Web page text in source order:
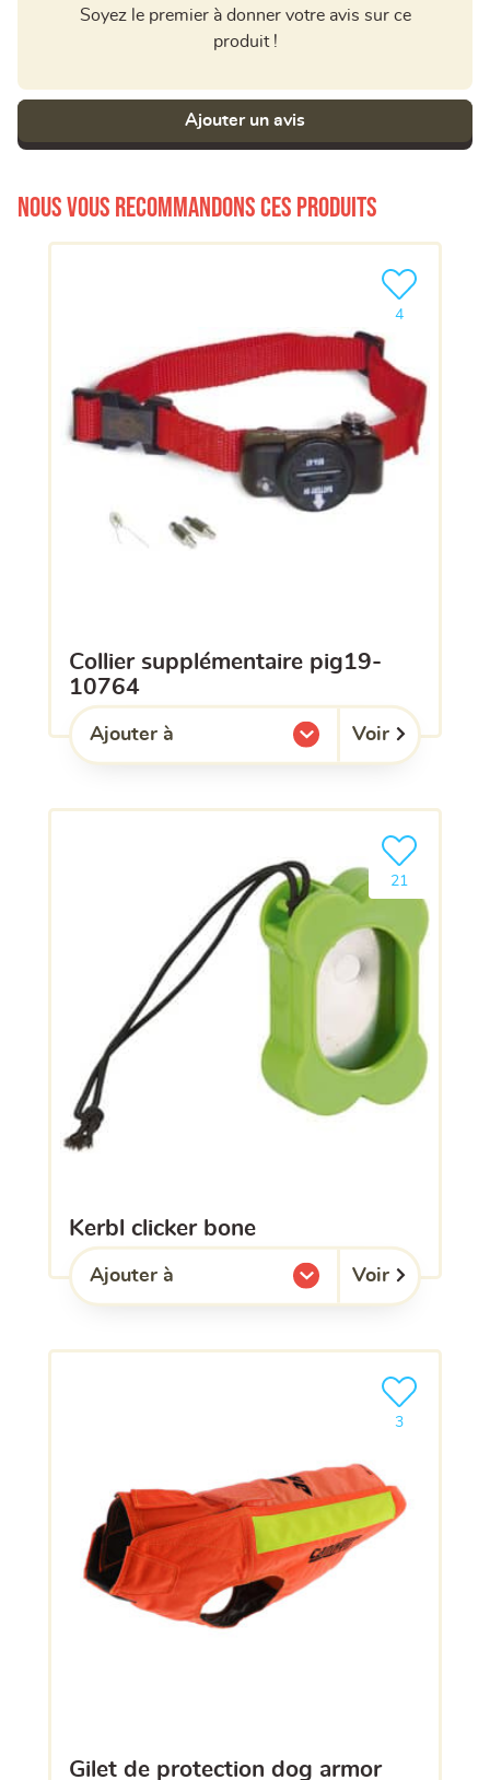
Soyez le premier à donner votre avis sur ce
produit !
Ajouter un avis
Nous vous recommandons ces produits
collier supplémentaire pig19-
10764
4
Ajouter le
Ajouter à
l'une de mes listes. Voir
kerbl clicker bone
21
Ajouter le
Ajouter à
l'une de mes listes. Voir
gilet de protection dog armor
3
Ajouter le